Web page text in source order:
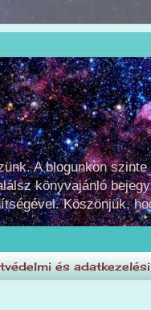
A blogunkon
könyvajánló
Köszönjük,
és